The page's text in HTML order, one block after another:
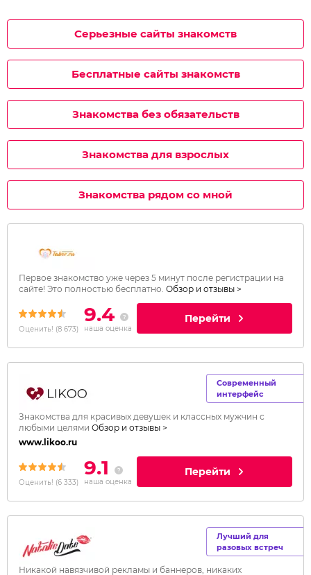
Серьезные сайты знакомств
Бесплатные сайты знакомств
Знакомства без обязательств
Знакомства для взрослых
Знакомства рядом со мной
Первое знакомство уже через 5 минут после регистрации на
сайте! Это полностью бесплатно. Обзор и отзывы >
Оценить! (8 673)
9.4
наша оценка
Перейти
Современный
интерфейс
Знакомства для красивых девушек и классных мужчин с
любыми целями Обзор и отзывы >
www.likoo.ru
Оценить! (6 333)
9.1
наша оценка
Перейти
Лучший для
разовых встреч
Никакой навязчивой рекламы и баннеров, никаких